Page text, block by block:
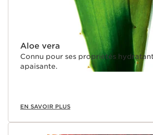
Aloe vera
Connu pour ses propriètés
apaisante.
EN SAVOIR PLUS